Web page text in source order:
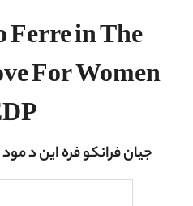
in The
For Women
جیان فرانکو فره این د مود